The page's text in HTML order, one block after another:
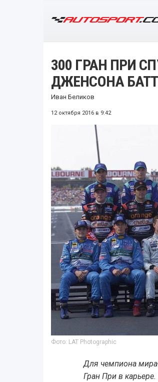
300 ГРАН ПРИ
ДЖЕНСОНА
Иван Беликов
12 октября 2016 в 9:42
Фото: LAT Photographic
Для чемпиона
Гран При в